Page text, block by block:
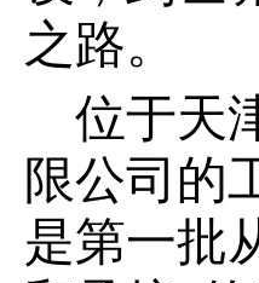
之路。
位于天
限公司的
是第一批